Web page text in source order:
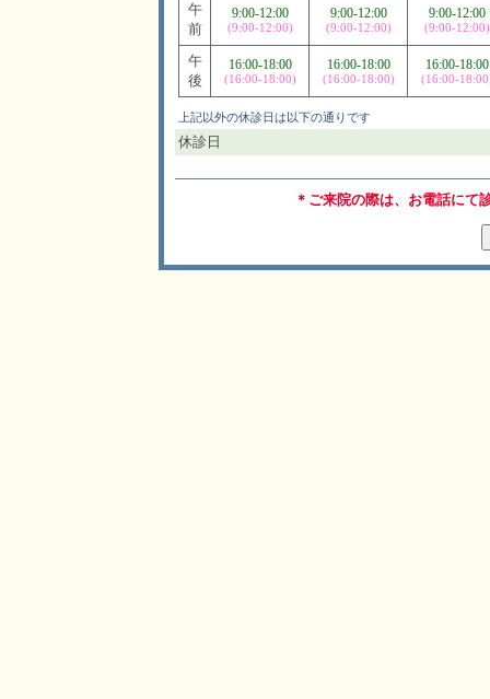
午
前
9:00-12:00
(9:00-12:00)
9:00-12:00
(9:00-12:00)
9:00-12:00
(9:00-12:00)
午
後
16:00-18:00
(16:00-18:00)
16:00-18:00
(16:00-18:00)
16:00-18:00
(16:00-
上記以外の休診日は以下の通りです
休診日
＊ご来院の際は、お電話にて